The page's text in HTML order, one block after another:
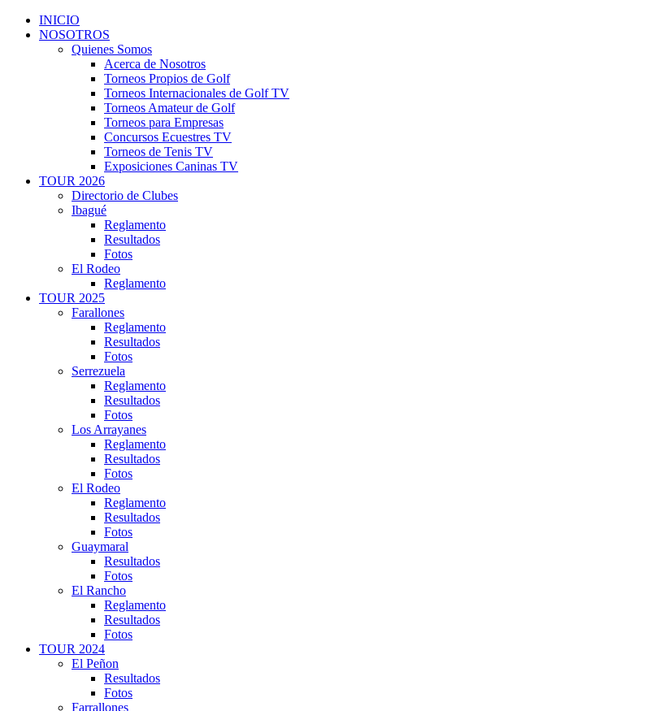
INICIO
NOSOTROS
Quienes Somos
Acerca de Nosotros
Torneos Propios de Golf
Torneos Internacionales de Golf TV
Torneos Amateur de Golf
Torneos para Empresas
Concursos Ecuestres TV
Torneos de Tenis TV
Exposiciones Caninas TV
TOUR 2026
Directorio de Clubes
Ibagué
Reglamento
Resultados
Fotos
El Rodeo
Reglamento
TOUR 2025
Farallones
Reglamento
Resultados
Fotos
Serrezuela
Reglamento
Resultados
Fotos
Los Arrayanes
Reglamento
Resultados
Fotos
El Rodeo
Reglamento
Resultados
Fotos
Guaymaral
Resultados
Fotos
El Rancho
Reglamento
Resultados
Fotos
TOUR 2024
El Peñon
Resultados
Fotos
Farrallones